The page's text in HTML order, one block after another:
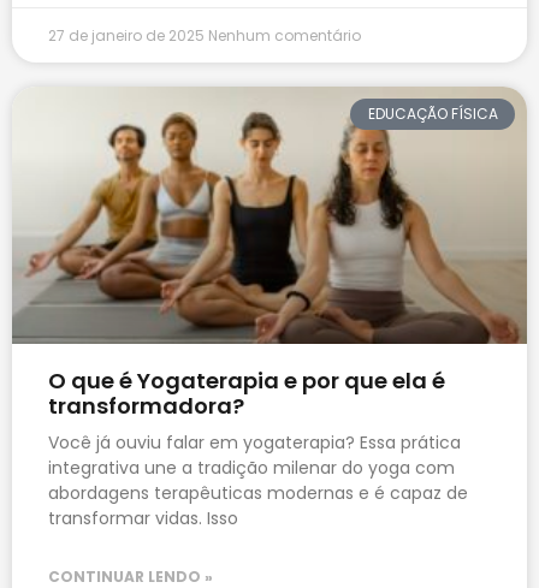
27 de janeiro de 2025 Nenhum comentário
EDUCAÇÃO FÍSICA
O que é Yogaterapia e por que ela é
transformadora?
Você já ouviu falar em yogaterapia? Essa prática
integrativa une a tradição milenar do yoga com
abordagens terapêuticas modernas e é capaz de
transformar vidas. Isso
CONTINUAR LENDO »